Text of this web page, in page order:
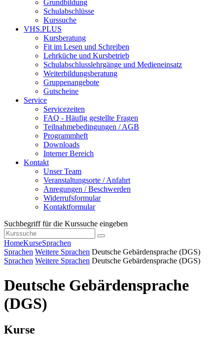
Grundbildung
Schulabschlüsse
Kurssuche
VHS.PLUS
Kursberatung
Fit im Lesen und Schreiben
Lehrküche und Kursbetrieb
Schulabschlusslehrgänge und Medieneinsatz
Weiterbildungsberatung
Gruppenangebote
Gutscheine
Service
Servicezeiten
FAQ - Häufig gestellte Fragen
Teilnahmebedingungen / AGB
Programmheft
Downloads
Interner Bereich
Kontakt
Unser Team
Veranstaltungsorte / Anfahrt
Anregungen / Beschwerden
Widerrufsformular
Kontaktformular
Suchbegriff für die Kurssuche eingeben
HomeKurseSprachen
Sprachen Weitere Sprachen Deutsche Gebärdensprache (DGS)
Sprachen Weitere Sprachen Deutsche Gebärdensprache (DGS)
Deutsche Gebärdensprache
(DGS)
Kurse